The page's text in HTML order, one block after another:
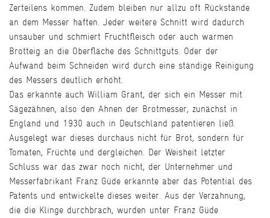
Zerteilens kommen. Zudem bleiben nur allzu oft Rückstände
an dem Messer haften. Jeder weitere Schnitt wird dadurch
unsauber und schmiert Fruchtfleisch oder auch warmen
Brotteig an die Oberfläche des Schnittguts. Oder der
Aufwand beim Schneiden wird durch eine ständige Reinigung
des Messers deutlich erhöht.
Das erkannte auch William Grant, der sich ein Messer mit
Sägezähnen, also den Ahnen der Brotmesser, zunächst in
England und 1930 auch in Deutschland patentieren ließ.
Ausgelegt war dieses durchaus nicht für Brot, sondern für
Tomaten, Früchte und dergleichen. Der Weisheit letzter
Schluss war das zwar noch nicht, der Unternehmer und
Messerfabrikant Franz Güde erkannte aber das Potential des
Patents und entwickelte dieses weiter. Aus der Verzahnung,
die die Klinge durchbrach, wurden unter Franz Güde